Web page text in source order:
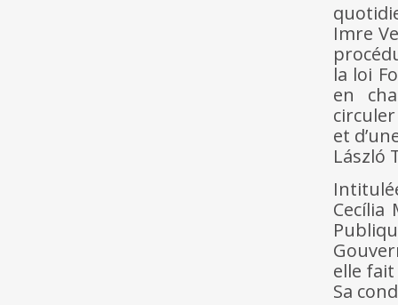
Imre
la loi
en
et
László
Cecília
elle
Sa